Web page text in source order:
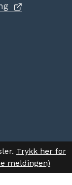
Trykk her for
meldingen)